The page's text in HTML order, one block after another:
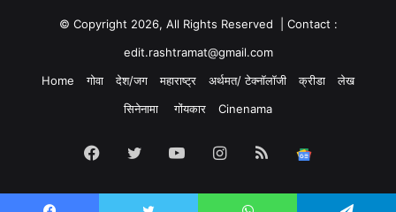
© Copyright 2026, All Rights Reserved | Contact :
edit.rashtramat@gmail.com
Home
गोवा देश/जग महाराष्ट्र अर्थमत/ टेक्नॉलॉजी क्रीडा
लेख
सिनेनामा
गोंयकार Cinenama
Facebook
TwitterYouTubeInstagram
RSS
News